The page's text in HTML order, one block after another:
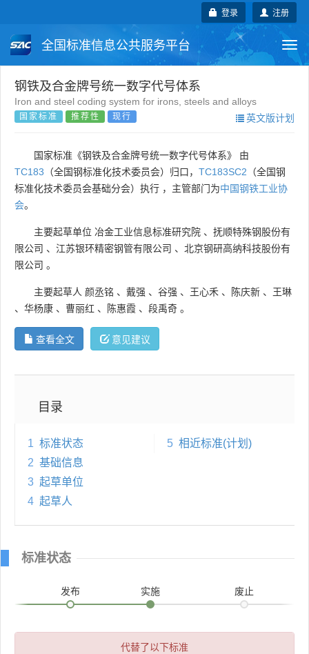
注册
登录
全国标准信息公共服务平台
国家标准 行业标准
团体标准 国际标准
国外标准 技术委员会
钢铁及合金牌号统一数字代号体系
Iron and steel coding system for irons, steels and alloys
国家标准 推荐性 现行 英文版计划
国家标准《钢铁及合金牌号统一数字代号体系》 由
TC183 （全国钢标准化技术委员会）归口， TC183SC2 （全国钢
标准化技术委员会基础分会）执行 ，主管部门为中国钢铁工业协
会。
主要起草单位 冶金工业信息标准研究院 、 抚顺特殊钢股份有
限公司 、 江苏银环精密钢管有限公司 、 北京钢研高纳科技股份有
限公司 。
主要起草人 颜丞铭 、 戴强 、 谷强 、 王心禾 、 陈庆新 、 王琳
、 华杨康 、 曹丽红 、 陈惠霞 、 段禹奇 。
查看全文 意见建议
目录
1 标准状态
2 基础信息
3 起草单位
4 起草人
5 相近标准(计划)
标准状态
发布 实施 废止
代替了以下标准